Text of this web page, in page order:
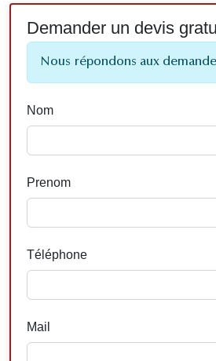
Demander un devis
Nous répondons aux
Nom
Prenom
Téléphone
Mail